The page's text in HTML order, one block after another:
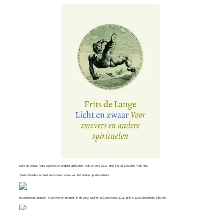
Licht en zwaar. Voor zwevers en andere spirituelen. Kok Utrecht 2013, prijs € 9,95 Bestellen? Klikhier
Taede Smedes schreef een mooie review van het boekje op zijnwebsite
In andermans handen. Over flow en grenzen in de zorg. Meinema Zoetermeer 2011, prijs € 13,50 Bestellen? Klikhier